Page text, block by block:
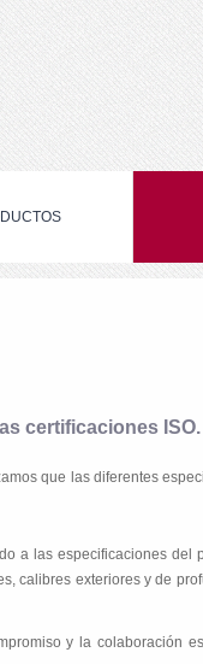
certificaciones ISO.
que las diferentes
a las especificaciones
calibres exteriores y de
y la colaboración